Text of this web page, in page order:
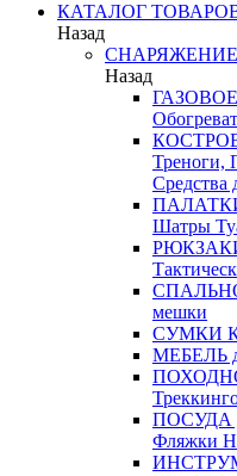
КАТАЛОГ
Назад
СНАРЯЖЕНИЕ
Назад
ГАЗОВОЕ
Треноги,
Средства
Шатры
мешки
СУМКИ
МЕБЕЛЬ
ПОСУДА
Фляжки